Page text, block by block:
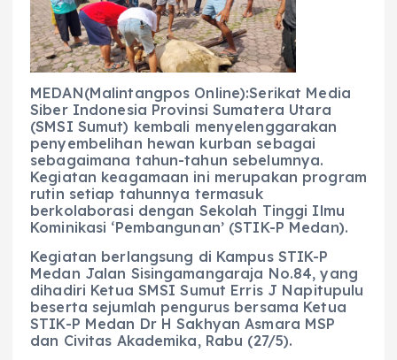
o
o
k
p
p
a
m
g
er
MEDAN(Malintangpos Online):Serikat Media
Siber Indonesia Provinsi Sumatera Utara
(SMSI Sumut) kembali menyelenggarakan
penyembelihan hewan kurban sebagai
sebagaimana tahun-tahun sebelumnya.
Kegiatan keagamaan ini merupakan program
rutin setiap tahunnya termasuk
berkolaborasi dengan Sekolah Tinggi Ilmu
Kominikasi ‘Pembangunan’ (STIK-P Medan).
Kegiatan berlangsung di Kampus STIK-P
Medan Jalan Sisingamangaraja No.84, yang
dihadiri Ketua SMSI Sumut Erris J Napitupulu
beserta sejumlah pengurus bersama Ketua
STIK-P Medan Dr H Sakhyan Asmara MSP
dan Civitas Akademika, Rabu (27/5).